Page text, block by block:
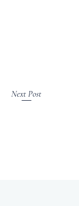
Next Post